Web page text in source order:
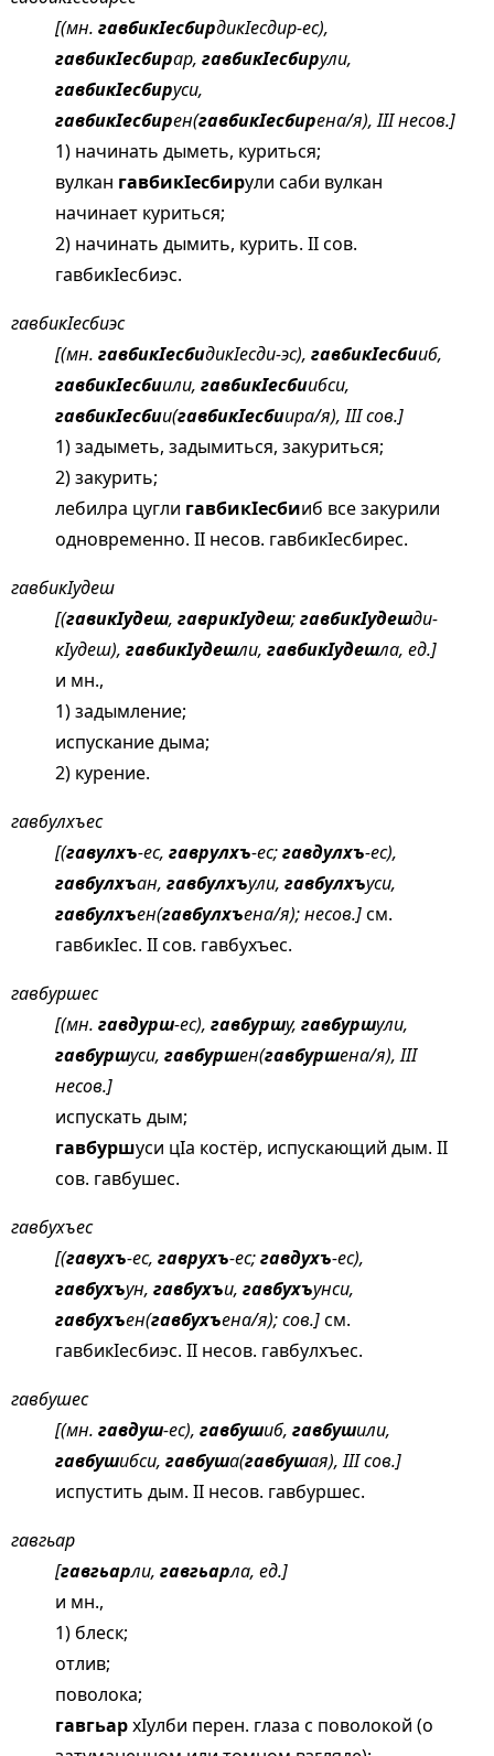
[(мн. гавбикIесбирдикIесдир-ес),
гавбикIесбирар, гавбикIесбирули,
гавбикIесбируси,
гавбикIесбирен(гавбикIесбирена/я), III несов.]
1) начинать дыметь, куриться;
вулкан гавбикIесбирули саби вулкан
начинает куриться;
2) начинать дымить, курить. II сов.
гавбикIесбиэс.
гавбикIесбиэс
[(мн. гавбикIесбидикIесди-эс), гавбикIесбииб,
гавбикIесбиили, гавбикIесбиибси,
гавбикIесбии(гавбикIесбиира/я), III сов.]
1) задыметь, задымиться, закуриться;
2) закурить;
лебилра цугли гавбикIесбииб все закурили
одновременно. II несов. гавбикIесбирес.
гавбикIудеш
[(гавикIудеш, гаврикIудеш;гавбикIудешди-
кIудеш), гавбикIудешли, гавбикIудешла, ед.]
и мн.,
1) задымление;
испускание дыма;
2) курение.
гавбулхъес
[(гавулхъ-ес, гаврулхъ-ес;гавдулхъ-ес),
гавбулхъан, гавбулхъули, гавбулхъуси,
гавбулхъен(гавбулхъена/я); несов.]см.
гавбикIес. II сов. гавбухъес.
гавбуршес
[(мн. гавдурш-ес), гавбуршу, гавбуршули,
гавбуршуси, гавбуршен(гавбуршена/я), III
несов.]
испускать дым;
гавбуршуси цIа костёр, испускающий дым. II
сов. гавбушес.
гавбухъес
[(гавухъ-ес, гаврухъ-ес;гавдухъ-ес),
гавбухъун, гавбухъи, гавбухъунси,
гавбухъен(гавбухъена/я); сов.]см.
гавбикIесбиэс. II несов. гавбулхъес.
гавбушес
[(мн. гавдуш-ес), гавбушиб, гавбушили,
гавбушибси, гавбуша(гавбушая), III сов.]
испустить дым. II несов. гавбуршес.
гавгьар
[гавгьарли, гавгьарла, ед.]
и мн.,
1) блеск;
отлив;
поволока;
гавгьархIулби перен. глаза с поволокой (о